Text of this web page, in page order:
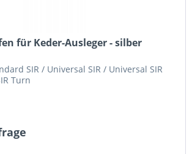
für Keder-Ausleger - silber
SIR / Universal SIR / Universal SIR
Turn